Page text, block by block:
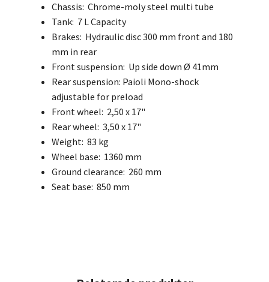
Chassis: Chrome-moly steel multi tube
Tank: 7 L Capacity
Brakes: Hydraulic disc 300 mm front and 180
mm in rear
Front suspension: Up side down Ø 41mm
Rear suspension: Paioli Mono-shock
adjustable for preload
Front wheel: 2,50 x 17"
Rear wheel: 3,50 x 17"
Weight: 83 kg
Wheel base: 1360 mm
Ground clearance: 260 mm
Seat base: 850 mm